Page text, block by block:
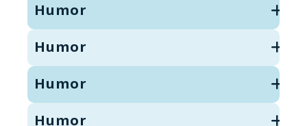
Humor
Humor
Humor
Humor